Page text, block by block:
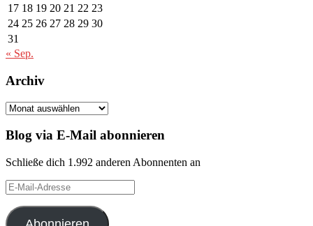
17 18 19 20 21 22 23
24 25 26 27 28 29 30
31
« Sep.
Archiv
Archiv
Blog via E-Mail abonnieren
Schließe dich 1.992 anderen Abonnenten an
E-
Mail-
Adresse